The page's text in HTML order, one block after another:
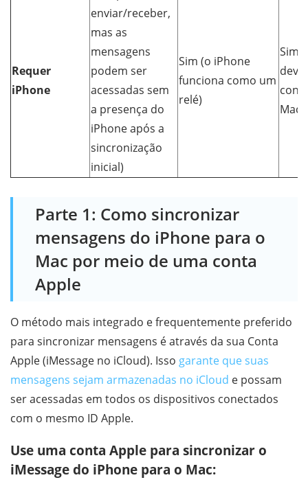
Requer
iPhone
enviar/receber,
mas as
mensagens
podem ser
acessadas sem
a presença do
iPhone após a
sincronização
inicial)
Sim (o iPhone
funciona como um
relé)
Sim
Mac)
Parte 1: Como sincronizar
mensagens do iPhone para o
Mac por meio de uma conta
Apple
O método mais integrado e frequentemente preferido
para sincronizar mensagens é através da sua Conta
Apple (iMessage no iCloud). Isso garante que suas
mensagens sejam armazenadas no iCloud e possam
ser acessadas em todos os dispositivos conectados
com o mesmo ID Apple.
Use uma conta Apple para sincronizar o
iMessage do iPhone para o Mac: